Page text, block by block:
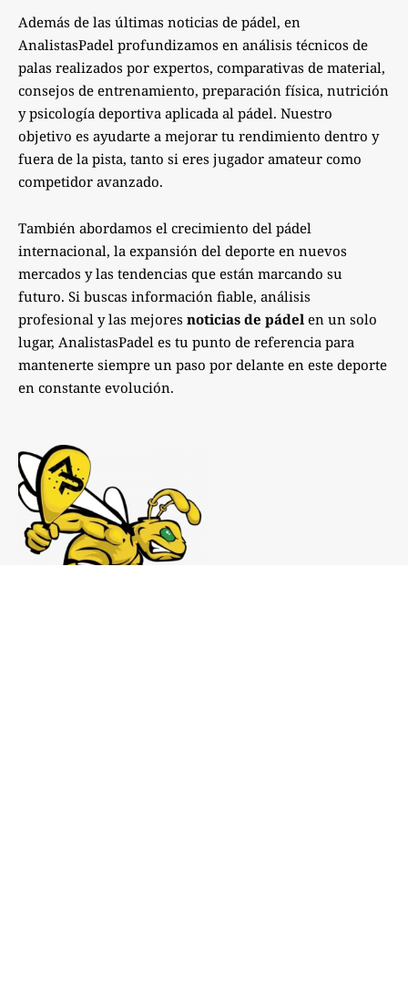
Además de las últimas noticias de pádel, en
AnalistasPadel profundizamos en análisis técnicos de
palas realizados por expertos, comparativas de material,
consejos de entrenamiento, preparación física, nutrición
y psicología deportiva aplicada al pádel. Nuestro
objetivo es ayudarte a mejorar tu rendimiento dentro y
fuera de la pista, tanto si eres jugador amateur como
competidor avanzado.
También abordamos el crecimiento del pádel
internacional, la expansión del deporte en nuevos
mercados y las tendencias que están marcando su
futuro. Si buscas información fiable, análisis
profesional y las mejores noticias de pádel en un solo
lugar, AnalistasPadel es tu punto de referencia para
mantenerte siempre un paso por delante en este deporte
en constante evolución.